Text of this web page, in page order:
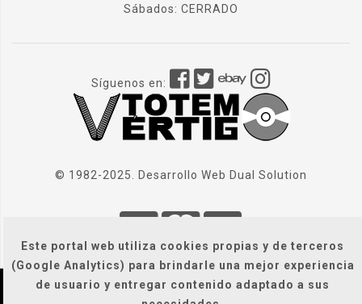
Este portal web utiliza cookies propias y de terceros
(Google Analytics) para brindarle una mejor experiencia
de usuario y entregar contenido adaptado a sus
Sábados: CERRADO
Síguenos en:
© 1982-2025. Desarrollo Web Dual Solution